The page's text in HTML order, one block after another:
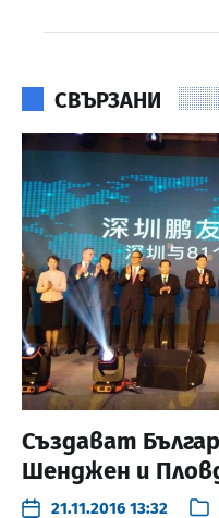
СВЪРЗАНИ
Създават
Шенджен и
21.11.2016 13:32